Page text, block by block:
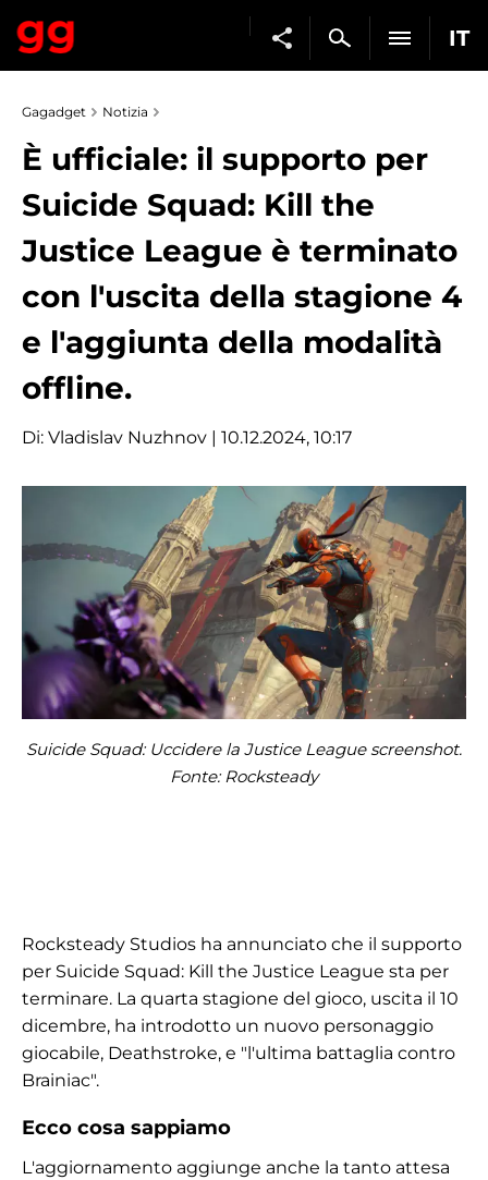
IT
Gagadget Notizia
È ufficiale: il supporto per
Suicide Squad: Kill the
Justice League è terminato
con l'uscita della stagione 4
e l'aggiunta della modalità
offline.
Di: Vladislav Nuzhnov | 10.12.2024, 10:17
Suicide Squad: Uccidere la Justice League screenshot.
Fonte: Rocksteady
Rocksteady Studios ha annunciato che il supporto
per Suicide Squad: Kill the Justice League sta per
terminare. La quarta stagione del gioco, uscita il 10
dicembre, ha introdotto un nuovo personaggio
giocabile, Deathstroke, e "l'ultima battaglia contro
Brainiac".
Ecco cosa sappiamo
L'aggiornamento aggiunge anche la tanto attesa